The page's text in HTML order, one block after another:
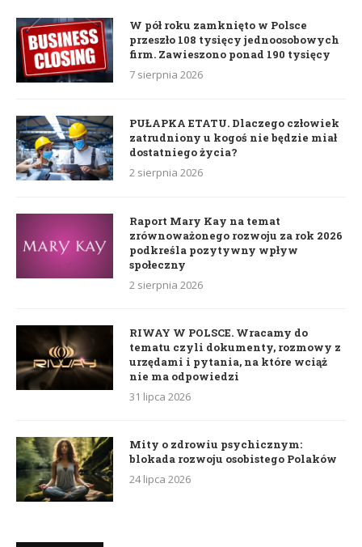
W pół roku zamknięto w Polsce
przeszło 108 tysięcy jednoosobowych
firm. Zawieszono ponad 190 tysięcy
7 sierpnia 2026
PUŁAPKA ETATU. Dlaczego człowiek
zatrudniony u kogoś nie będzie miał
dostatniego życia?
2 sierpnia 2026
Raport Mary Kay na temat
zrównoważonego rozwoju za rok 2026
podkreśla pozytywny wpływ
społeczny
2 sierpnia 2026
RIWAY W POLSCE. Wracamy do
tematu czyli dokumenty, rozmowy z
urzędami i pytania, na które wciąż
nie ma odpowiedzi
31 lipca 2026
Mity o zdrowiu psychicznym:
blokada rozwoju osobistego Polaków
24 lipca 2026